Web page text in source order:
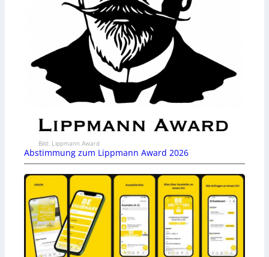
Bild: Lippmann Award
Abstimmung zum Lippmann Award 2026